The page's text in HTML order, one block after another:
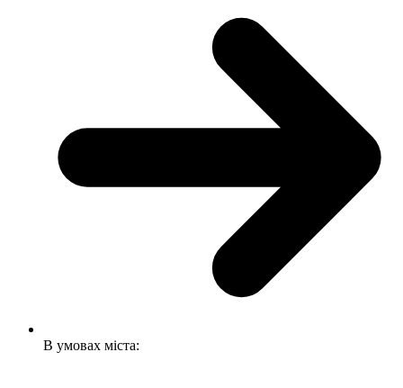
В умовах міста: